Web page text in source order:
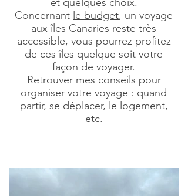
Concernant le budget, un voyage
aux îles Canaries reste très
accessible, vous pourrez profitez
de ces îles quelque soit votre
façon de voyager.
Retrouver mes conseils pour
organiser votre voyage : quand
partir, se déplacer, le logement,
etc.